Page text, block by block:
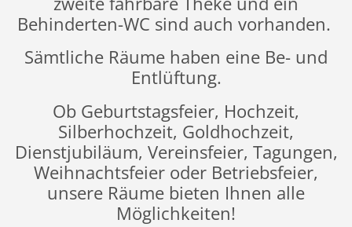
Behinderten-WC sind auch vorhanden.
Sämtliche Räume haben eine Be- und
Entlüftung.
Ob Geburtstagsfeier, Hochzeit,
Silberhochzeit, Goldhochzeit,
Dienstjubiläum, Vereinsfeier, Tagungen,
Weihnachtsfeier oder Betriebsfeier,
unsere Räume bieten Ihnen alle
Möglichkeiten!